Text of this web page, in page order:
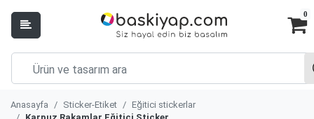
0
Anasayfa Sticker-Etiket
Eğitici stickerlar